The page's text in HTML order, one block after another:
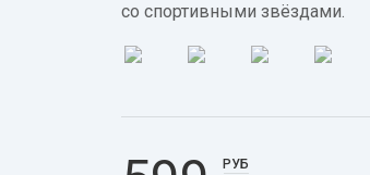
со спортивными звёздами.
РУБ